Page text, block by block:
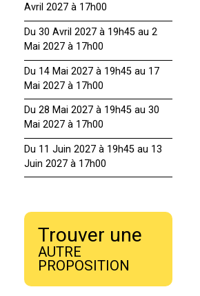
Avril 2027 à 17h00
Du 30 Avril 2027 à 19h45 au 2
Mai 2027 à 17h00
Du 14 Mai 2027 à 19h45 au 17
Mai 2027 à 17h00
Du 28 Mai 2027 à 19h45 au 30
Mai 2027 à 17h00
Du 11 Juin 2027 à 19h45 au 13
Juin 2027 à 17h00
Trouver une
AUTRE
PROPOSITION